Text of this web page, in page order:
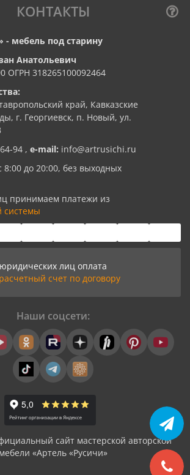
КОНТАКТЫ
- мебель под старину
Анатольевич
ОГРН 318265100092464
край, Кавказские
г. Георгиевск, п. Новый, ул.
94 , e-mail: info@artrusichi.ru
8:00 до 20:00, без выходных
принимаем платежи из
системы
лиц оплата
счет по договору
сайт мастерской авторской
мебели «Артель «Русичи»
Наши соцсети: